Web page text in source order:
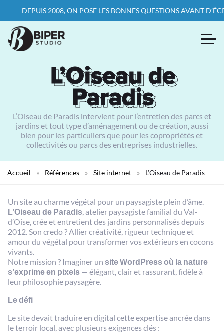
DEPUIS 2008, ON POSE LES BONNES QUESTIONS AVANT D’ÉCRIRE
L’Oiseau de
Paradis
L’Oiseau de
Paradis
L’Oiseau de Paradis intervient pour l’entretien des parcs et
jardins et tout type d’aménagement ou de création, aussi
bien pour les particuliers que pour les copropriétés et
collectivités ou parcs des entreprises industrielles.
Accueil » Références » Site internet » L’Oiseau de Paradis
Un site au charme végétal pour un paysagiste plein d’âme.
L’Oiseau de Paradis, atelier paysagiste familial du Val-
d’Oise, crée et entretient des jardins personnalisés depuis
2012. Son credo ? Allier créativité, rigueur technique et
amour du végétal pour transformer vos extérieurs en cocons
vivants.
Notre mission ? Imaginer un site WordPress où la nature
s’exprime en pixels — élégant, clair et rassurant, fidèle à
leur philosophie paysagère.
Le défi
Le site devait traduire en digital cette expertise ancrée dans
le terroir local, avec plusieurs exigences clés :